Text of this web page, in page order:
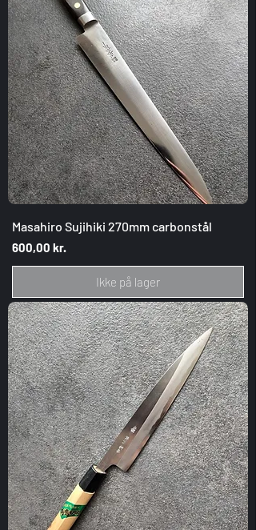
Masahiro Sujihiki 270mm carbonstål
Pris
600,00 kr.
Ikke på lager